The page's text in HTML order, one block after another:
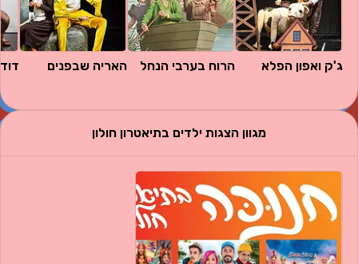
ג'ק ואפון הפלא הרוח בערבי הנחל האריה שבפנים
מגוון הצגות ילדים בתיאטרון חולון